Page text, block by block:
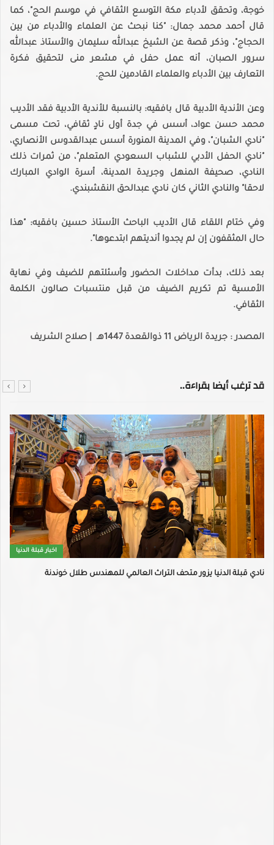
خوجة، وتحقق لأدباء مكة التوسع الثقافي في موسم الحج"، كما
قال أحمد محمد جمال: "كنا نبحث عن العلماء والأدباء من بين
الحجاج"، وذكر قصة عن الشيخ عبدالله سليمان والأستاذ عبدالله
سرور الصبان، أنه عمل حفل في مشعر منى لتحقيق فكرة
التعارف بين الأدباء والعلماء القادمين للحج.
وعن الأندية الأدبية قال بافقيه: بالنسبة للأندية الأدبية فقد الأديب
محمد حسن عواد، أسس في جدة أول نادٍ ثقافي، تحت مسمى
"نادي الشبان"، وفي المدينة المنورة أسس عبدالقدوس الأنصاري،
"نادي الحفل الأدبي للشباب السعودي المتعلم"، من ثمرات ذلك
النادي، صحيفة المنهل وجريدة المدينة، أسرة الوادي المبارك
لاحقا" والنادي الثاني كان نادي عبدالحق النقشبندي.
وفي ختام اللقاء قال الأديب الباحث الأستاذ حسين بافقيه: "هذا
حال المثقفون إن لم يجدوا أنديتهم ابتدعوها".
بعد ذلك، بدأت مداخلات الحضور وأسئلتهم للضيف وفي نهاية
الأمسية تم تكريم الضيف من قبل منتسبات صالون الكلمة
الثقافي.
المصدر : جريدة الرياض 11 ذوالقعدة 1447هـ | صلاح الشريف
قد ترغب أيضا بقراءة..
اخبار قبلة الدنيا
نادي قبلة الدنيا يزور متحف التراث العالمي للمهندس طلال خوندنة